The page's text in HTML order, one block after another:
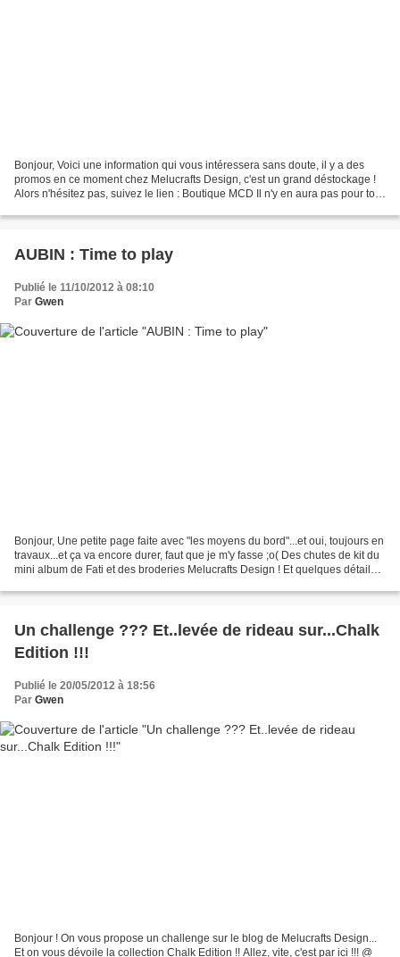
Bonjour, Voici une information qui vous intéressera sans doute, il y a des
promos en ce moment chez Melucrafts Design, c'est un grand déstockage !
Alors n'hésitez pas, suivez le lien : Boutique MCD Il n'y en aura pas pour tout
AUBIN : Time to play
Publié le 11/10/2012 à 08:10
Par Gwen
Bonjour, Une petite page faite avec "les moyens du bord"...et oui, toujours en
travaux...et ça va encore durer, faut que je m'y fasse ;o( Des chutes de kit du
mini album de Fati et des broderies Melucrafts Design ! Et quelques détails...
Un challenge ??? Et..levée de rideau sur...Chalk
Edition !!!
Publié le 20/05/2012 à 18:56
Par Gwen
Bonjour ! On vous propose un challenge sur le blog de Melucrafts Design...
Et on vous dévoile la collection Chalk Edition !! Allez, vite, c'est par ici !!! @